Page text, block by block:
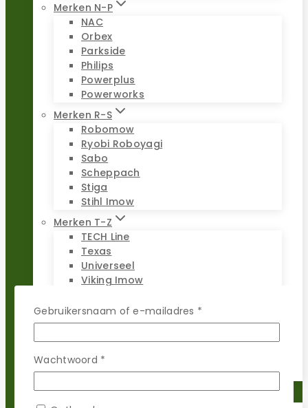
Merken N-P
NAC
Orbex
Parkside
Philips
Powerplus
Powerworks
Merken R-S
Robomow
Ryobi Roboyagi
Sabo
Scheppach
Stiga
Stihl Imow
Merken T-Z
TECH Line
Texas
Universeel
Viking Imow
WOLF-Garten
Worx Landroid
Yardforce
Zoef Robot
Reparatie sets
Gebruikersnaam of e-mailadres *
Wachtwoord *